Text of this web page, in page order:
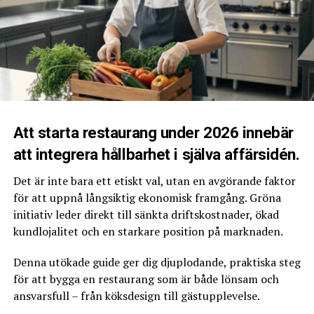
5. Fine dining. När man hör orden fine dining tanker
man ofta på välpressade dukar,
linneservetter och servitörer i smoking. En fine dining
restaurang erbjuder mat, service
och atmosfär av absolut toppklass. De ligger också högst
prismässigt.
6. Franchiserestaurang. En franchiserestaurang har
många fördelar jämfört med
restauranger som inte hör till någon kedja. Gästerna
känner förmodligen igen ditt
namn och varumärke och du kan snabbt komma igång
med verksamheten. Men att
driva en franchisebaserad restaurang kan vara kostsamt
och det finns många regler att
rätta sig efter.
7. En restaurang på hjul. En restaurang på hjul har
förstås fördelen att den lätt kan
Att starta restaurang under 2026 innebär
att integrera hållbarhet i själva affärsidén.
Det är inte bara ett etiskt val, utan en avgörande faktor
för att uppnå långsiktig ekonomisk framgång. Gröna
initiativ leder direkt till sänkta driftskostnader, ökad
kundlojalitet och en starkare position på marknaden.
Denna utökade guide ger dig djuplodande, praktiska steg
för att bygga en restaurang som är både lönsam och
ansvarsfull – från köksdesign till gästupplevelse.